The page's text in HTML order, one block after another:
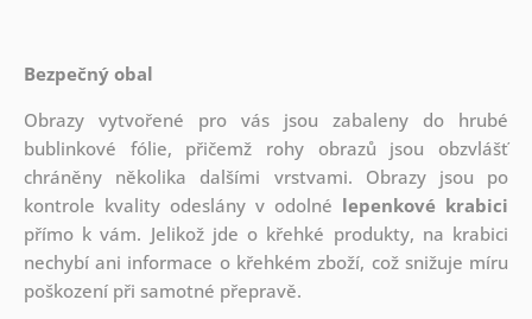
Bezpečný obal
Obrazy vytvořené pro vás jsou zabaleny do hrubé
bublinkové fólie, přičemž rohy obrazů jsou obzvlášť
chráněny několika dalšími vrstvami. Obrazy jsou po
kontrole kvality odeslány v odolné lepenkové krabici
přímo k vám. Jelikož jde o křehké produkty, na krabici
nechybí ani informace o křehkém zboží, což snižuje míru
poškození při samotné přepravě.